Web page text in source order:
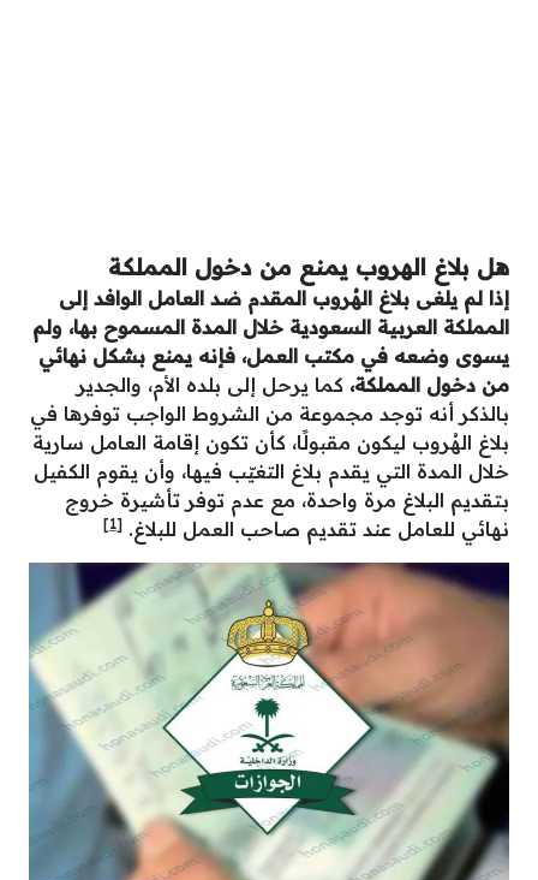
هل بلاغ الهروب يمنع من دخول المملكة
إذا لم يلغى بلاغ الهُروب المقدم ضد العامل الوافد إلى
المملكة العربية السعودية خلال المدة المسموح بها، ولم
يسوى وضعه في مكتب العمل، فإنه يمنع بشكل نهائي
من دخول المملكة، كما يرحل إلى بلده الأم، والجدير
بالذكر أنه توجد مجموعة من الشروط الواجب توفرها في
بلاغ الهُروب ليكون مقبولًا، كأن تكون إقامة العامل سارية
خلال المدة التي يقدم بلاغ التغيّب فيها، وأن يقوم الكفيل
بتقديم البلاغ مرة واحدة، مع عدم توفر تأشيرة خروج
نهائي للعامل عند تقديم صاحب العمل للبلاغ. [1]